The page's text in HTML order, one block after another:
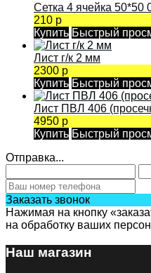
Сетка 4 ячейка 50*50
210 р
Купить Быстрый
Лист г/к 2 мм
2300 р
Купить Быстрый
Лист ПВЛ 406
4950 р
Купить Быстрый
Отправка...
Заказать звонок
Нажимая на кнопку
на обработку ваших
Наш магазин